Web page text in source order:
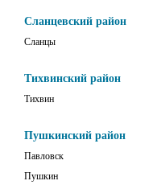
Сланцевский район
Сланцы
Тихвинский район
Тихвин
Пушкинский район
Павловск
Пушкин